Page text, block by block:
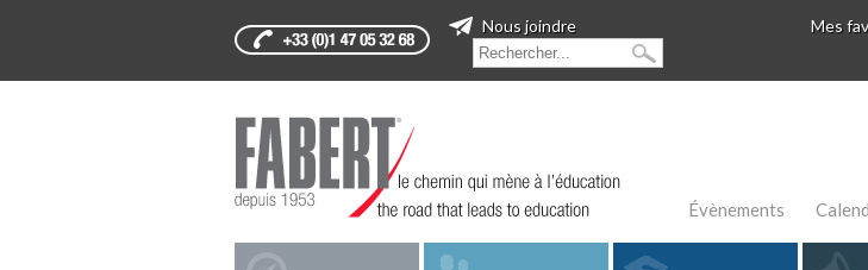
Mes
Nous joindre
Évènements